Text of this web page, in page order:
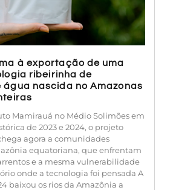
à exportação de uma
ribeirinha de
nascida no Amazonas
Mamirauá no Médio Solimões em
de 2023 e 2024, o projeto
agora a comunidades
equatoriana, que enfrentam
e a mesma vulnerabilidade
onde a tecnologia foi pensada A
baixou os rios da Amazônia a